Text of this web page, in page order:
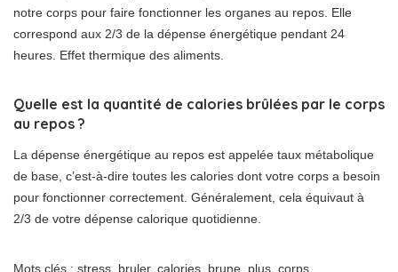
notre corps pour faire fonctionner les organes au repos. Elle
correspond aux 2/3 de la dépense énergétique pendant 24
heures. Effet thermique des aliments.
Quelle est la quantité de calories brûlées par le corps
au repos ?
La dépense énergétique au repos est appelée taux métabolique
de base, c’est-à-dire toutes les calories dont votre corps a besoin
pour fonctionner correctement. Généralement, cela équivaut à
2/3 de votre dépense calorique quotidienne.
Mots clés : stress, bruler, calories, brune, plus, corps